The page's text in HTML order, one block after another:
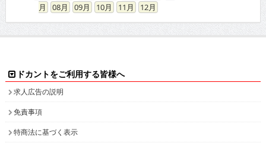
08
09 10 11 12
ドカントをご利用する皆様へ
求人広告の説明
免責事項
特商法に基づく表示